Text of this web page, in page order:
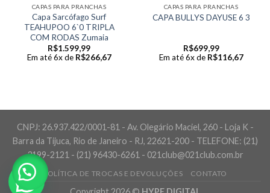
CAPAS PARA PRANCHAS
Capa Sarcófago Surf
TEAHUPOO 6`0 TRIPLA
COM RODAS Zumaia
R$1.599,99
Em até 6x de R$266,67
CAPAS PARA PRANCHAS
CAPA BULLYS DAYUSE 6 3
R$699,99
Em até 6x de R$116,67
CNPJ: 26.937.422/0001-81 - Av. Olegário Maciel, 260 - Loja K -
Barra da Tijuca, Rio de Janeiro - RJ, 22621-200 - TELEFONE: (21)
3199-2121 - (21) 96430-6261 - 021club@021club.com.br
POLÍTICA DE TROCAS E DEVOLUÇÕES CONTATO